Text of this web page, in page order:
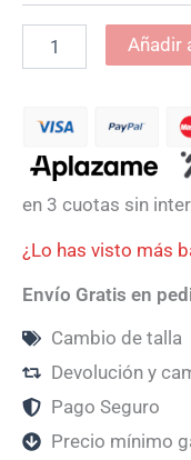
Añadir
en 3 cuotas sin
¿Lo has visto más
Envío Gratis en
Cambio de talla
Devolución y
Pago Seguro
Precio mínimo